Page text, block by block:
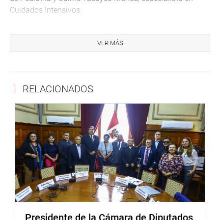
Cuidados Intensivos.
profundidad los cuidados paliativos, pues según los
especialistas, Perú aún carece de suficientes servicios,
Por su parte, el congresista José Cueto Aservi, se reunió
con Ángela Morales Sánchez y con Marco Antonio Cortez
Encinas, representantes del Colegio de Estadísticos del
Perú, con quienes dialogó acerca de la Ley del Trabajo del
Profesional Estadístico.
VER MÁS
RELACIONADOS
Presidente de la Cámara de Diputados